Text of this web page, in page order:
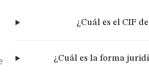
¿Cuál es el CIF
¿Cuál es la forma